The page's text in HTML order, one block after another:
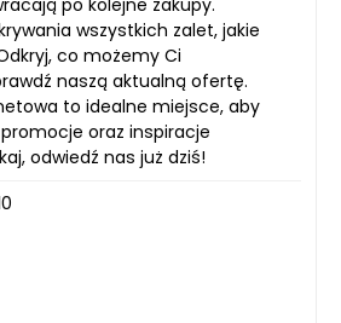
po kolejne zakupy.
wszystkich zalet, jakie
co możemy Ci
naszą aktualną ofertę.
to idealne miejsce, aby
oraz inspiracje
odwiedź nas już dziś!